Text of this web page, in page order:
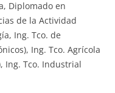
Diplomado en
de la Actividad
Ing. Tco. de
Ing. Tco. Agrícola
Ing. Tco. Industrial